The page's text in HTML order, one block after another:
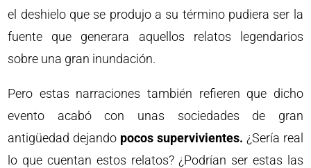
el deshielo que se produjo a su término pudiera ser la
fuente que generara aquellos relatos legendarios
sobre una gran inundación.
Pero estas narraciones también refieren que dicho
evento acabó con unas sociedades de gran
antigüedad dejando pocos supervivientes. ¿Sería real
lo que cuentan estos relatos? ¿Podrían ser estas las